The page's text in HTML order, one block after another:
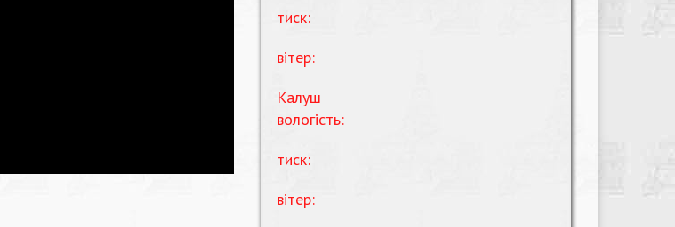
тиск:
вітер:
Калуш
вологість:
тиск:
вітер: